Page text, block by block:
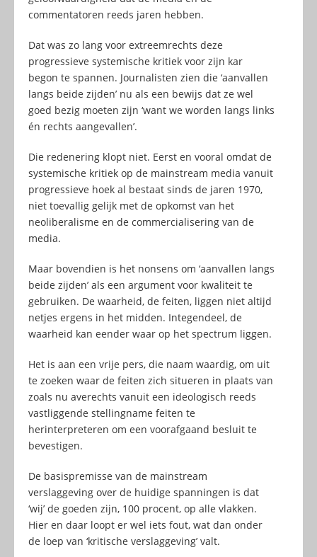
commentatoren reeds jaren hebben.
Dat was zo lang voor extreemrechts deze
progressieve systemische kritiek voor zijn kar
begon te spannen. Journalisten zien die ‘aanvallen
langs beide zijden’ nu als een bewijs dat ze wel
goed bezig moeten zijn ‘want we worden langs links
én rechts aangevallen’.
Die redenering klopt niet. Eerst en vooral omdat de
systemische kritiek op de mainstream media vanuit
progressieve hoek al bestaat sinds de jaren 1970,
niet toevallig gelijk met de opkomst van het
neoliberalisme en de commercialisering van de
media.
Maar bovendien is het nonsens om ‘aanvallen langs
beide zijden’ als een argument voor kwaliteit te
gebruiken. De waarheid, de feiten, liggen niet altijd
netjes ergens in het midden. Integendeel, de
waarheid kan eender waar op het spectrum liggen.
Het is aan een vrije pers, die naam waardig, om uit
te zoeken waar de feiten zich situeren in plaats van
zoals nu averechts vanuit een ideologisch reeds
vastliggende stellingname feiten te
herinterpreteren om een voorafgaand besluit te
bevestigen.
De basispremisse van de mainstream
verslaggeving over de huidige spanningen is dat
‘wij’ de goeden zijn, 100 procent, op alle vlakken.
Hier en daar loopt er wel iets fout, wat dan onder
de loep van ‘kritische verslaggeving’ valt.